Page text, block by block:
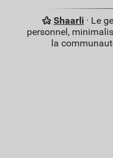
Shaarli· Le
personnel,
la